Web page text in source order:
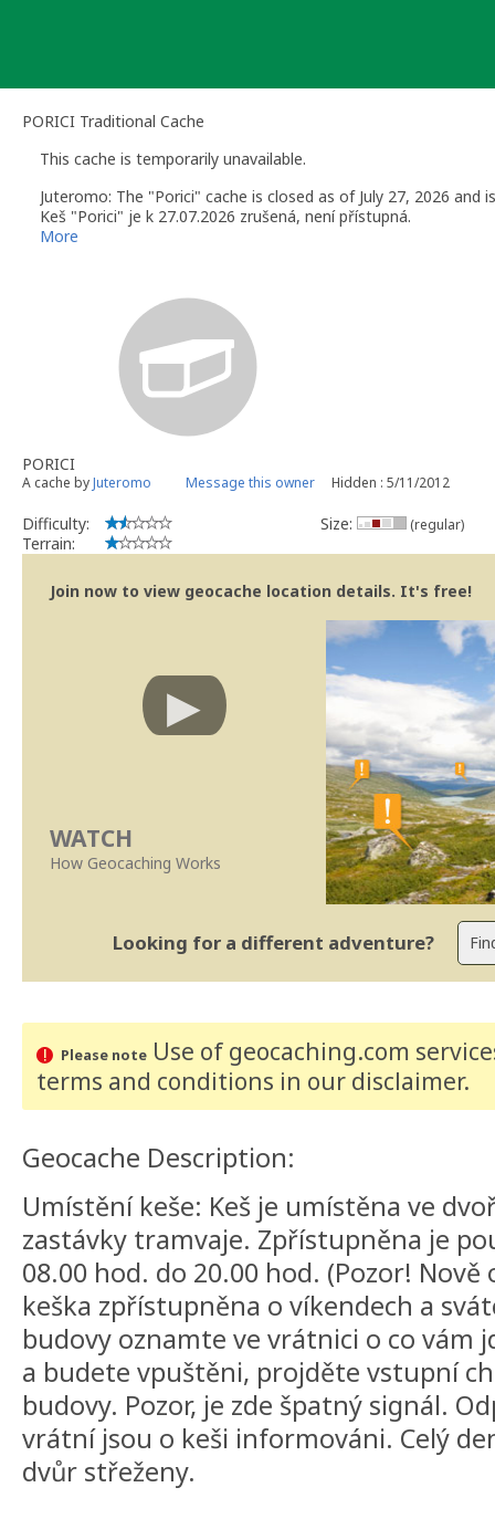
PORICI Traditional Cache
This cache is temporarily unavailable.
Juteromo: The "Porici" cache is closed as of July 27, 2026 and
Keš "Porici" je k 27.07.2026 zrušená, není přístupná.
More
PORICI
A cache byJuteromo Message this owner Hidden : 5/11/2012
Difficulty:
Terrain:
Size: (regular)
Join now to view geocache location details. It's free!
WATCH
How Geocaching Works
Looking for a different adventure?
Please noteUse of geocaching.com
terms and conditions in our disclaimer.
Geocache Description:
Umístění keše: Keš je umístěna ve
zastávky tramvaje. Zpřístupněna je
08.00 hod. do 20.00 hod. (Pozor! Nově
keška zpřístupněna o víkendech a
budovy oznamte ve vrátnici o co vám
a budete vpuštěni, projděte vstupní
budovy. Pozor, je zde špatný signál.
vrátní jsou o keši informováni. Celý
dvůr střeženy.